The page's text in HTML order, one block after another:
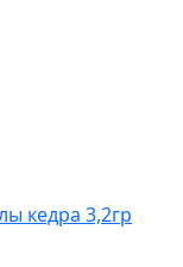
кедра 3,2гр